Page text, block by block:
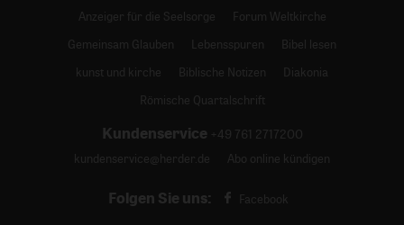
Anzeiger für die Seelsorge
Forum Weltkirche
Gemeinsam Glauben
Lebensspuren
Bibel lesen
kunst und kirche
Biblische Notizen
Diakonia
Römische Quartalschrift
Kundenservice +49 761 2717200
kundenservice@herder.de
Abo online kündigen
Folgen Sie uns: Facebook